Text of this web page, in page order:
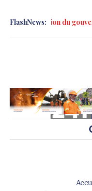
FlashNews:
formation du